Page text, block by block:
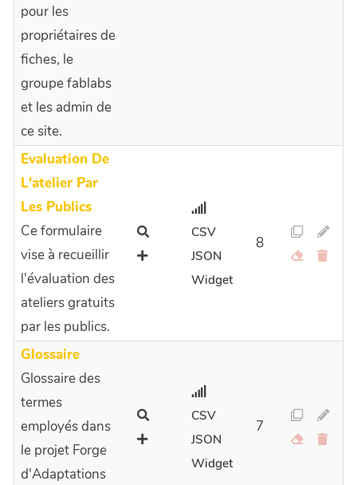
pour les
propriétaires de
fiches, le
groupe fablabs
et les admin de
ce site.
Evaluation De
L'atelier Par
Les Publics
Ce formulaire
vise à recueillir
l'évaluation des
ateliers gratuits
par les publics.
CSV
JSON
Widget
8
Glossaire
Glossaire des
termes
employés dans
le projet Forge
d'Adaptations
CSV
JSON
Widget
7